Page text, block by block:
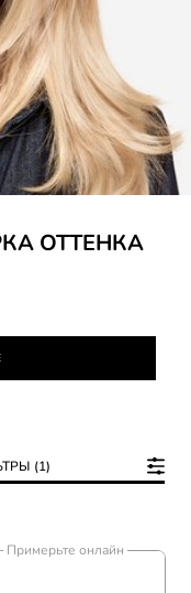
ОТТЕНКА
(1)
Примерьте онлайн